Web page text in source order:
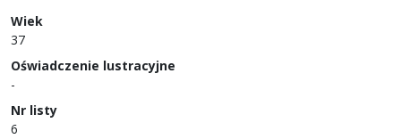
Wiek
37
Oświadczenie lustracyjne
-
Nr listy
6